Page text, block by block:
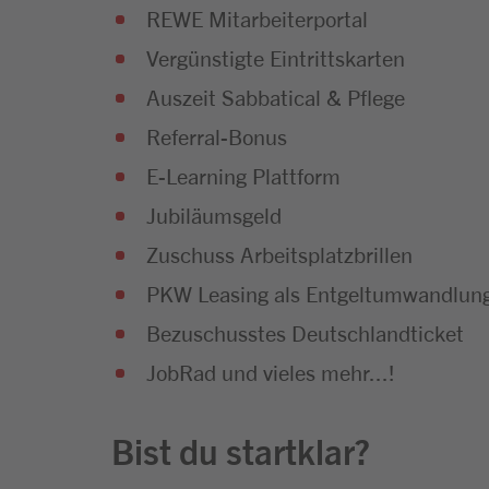
REWE Mitarbeiterportal
Vergünstigte Eintrittskarten
Auszeit Sabbatical & Pflege
Referral-Bonus
E-Learning Plattform
Jubiläumsgeld
Zuschuss Arbeitsplatzbrillen
PKW Leasing als
Bezuschusstes Deutschlandticket
JobRad und vieles mehr...!
Bist du startklar?